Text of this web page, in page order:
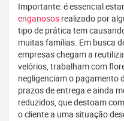
Importante: é essencial
enganosos realizado por
tipo de prática tem
muitas famílias. Em busca
empresas chegam a
velórios, trabalham com
negligenciam o pagamento
prazos de entrega e ainda
reduzidos, que destoam
o cliente a uma situação